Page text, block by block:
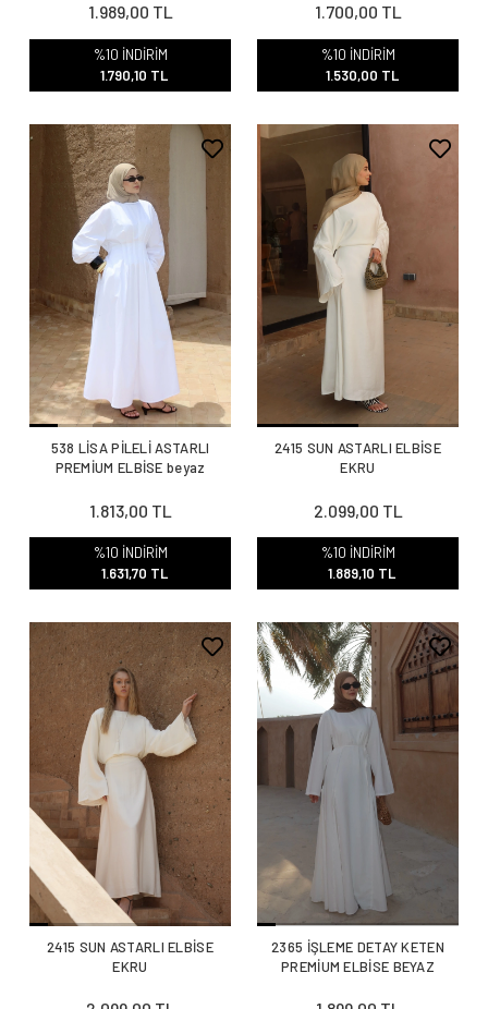
1.989,00 TL
%10 İNDİRİM
1.790,10 TL
1.700,00 TL
%10 İNDİRİM
1.530,00 TL
538 LİSA PİLELİ ASTARLI
PREMİUM ELBİSE beyaz
1.813,00 TL
%10 İNDİRİM
1.631,70 TL
2415 SUN ASTARLI ELBİSE
EKRU
2.099,00 TL
%10 İNDİRİM
1.889,10 TL
2415 SUN ASTARLI ELBİSE
EKRU
2365 İŞLEME DETAY KETEN
PREMİUM ELBİSE BEYAZ